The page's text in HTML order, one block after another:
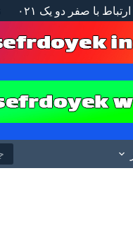
ارتباط با صفر دو یک ۰۲۱